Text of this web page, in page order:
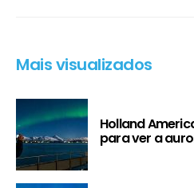
Mais visualizados
Holland
para ver a